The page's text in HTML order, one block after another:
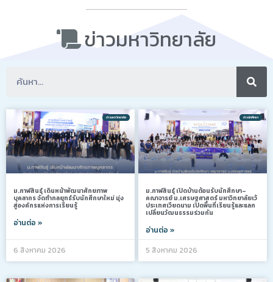
ข่าวมหาวิทยาลัย
ข่าวมหาวิทยาลัย
ม.กาฬสินธุ์ เดินหน้าพัฒนาศักยภาพ
บุคลากร จัดทำกลยุทธ์รับนักศึกษาใหม่ มุ่ง
สู่องค์กรแห่งการเรียนรู้
อ่านต่อ »
6 สิงหาคม 2026
ข่าวนักศึกษา
ม.กาฬสินธุ์ เปิดบ้านต้อนรับนักศึกษา–
คณาจารย์ ม.เศรษฐศาสตร์ มหาวิทยาลัยเว้
ประเทศเวียดนาม เปิดพื้นที่เรียนรู้และแลก
เปลี่ยนวัฒนธรรมร่วมกัน
อ่านต่อ »
5 สิงหาคม 2026